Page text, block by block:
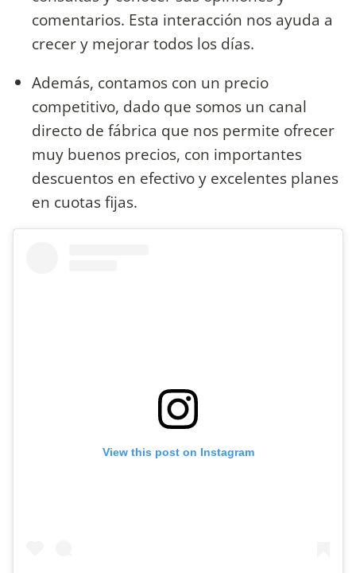
comentarios. Esta interacción nos ayuda a
crecer y mejorar todos los días.
Además, contamos con un precio
competitivo, dado que somos un canal
directo de fábrica que nos permite ofrecer
muy buenos precios, con importantes
descuentos en efectivo y excelentes planes
en cuotas fijas.
View this post on Instagram